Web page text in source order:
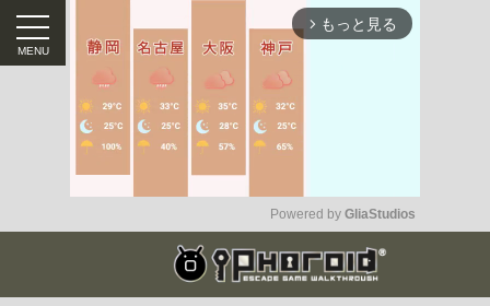
arrow_forward_ios もっと見る
Mute
Powered by GliaStudios